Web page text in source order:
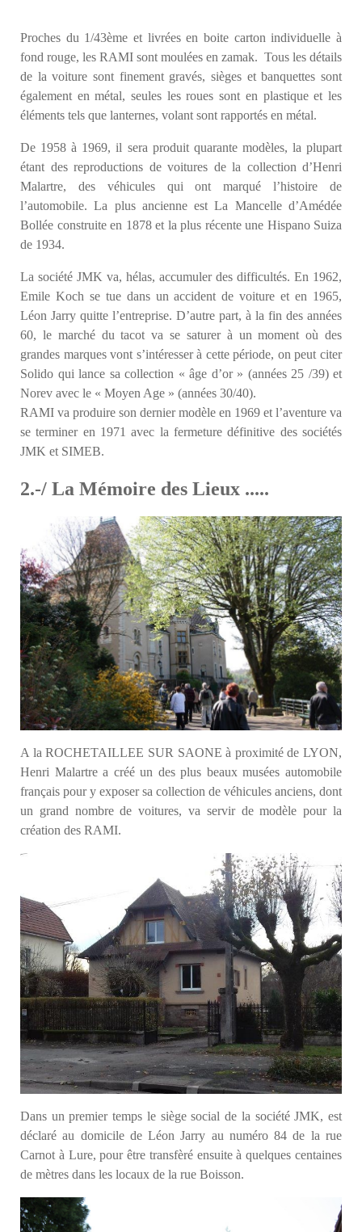
Proches du 1/43ème et livrées en boite carton individuelle à
fond rouge, les RAMI sont moulées en zamak. Tous les détails
de la voiture sont finement gravés, sièges et banquettes sont
également en métal, seules les roues sont en plastique et les
éléments tels que lanternes, volant sont rapportés en métal.
De 1958 à 1969, il sera produit quarante modèles, la plupart
étant des reproductions de voitures de la collection d’Henri
Malartre, des véhicules qui ont marqué l’histoire de
l’automobile. La plus ancienne est La Mancelle d’Amédée
Bollée construite en 1878 et la plus récente une Hispano Suiza
de 1934.
La société JMK va, hélas, accumuler des difficultés. En 1962,
Emile Koch se tue dans un accident de voiture et en 1965,
Léon Jarry quitte l’entreprise. D’autre part, à la fin des années
60, le marché du tacot va se saturer à un moment où des
grandes marques vont s’intéresser à cette période, on peut citer
Solido qui lance sa collection « âge d’or » (années 25 /39) et
Norev avec le « Moyen Age » (années 30/40).
RAMI va produire son dernier modèle en 1969 et l’aventure va
se terminer en 1971 avec la fermeture définitive des sociétés
JMK et SIMEB.
2.-/ La Mémoire des Lieux .....
A la ROCHETAILLEE SUR SAONE à proximité de LYON,
Henri Malartre a créé un des plus beaux musées automobile
français pour y exposer sa collection de véhicules anciens, dont
un grand nombre de voitures, va servir de modèle pour la
création des RAMI.
Dans un premier temps le siège social de la société JMK, est
déclaré au domicile de Léon Jarry au numéro 84 de la rue
Carnot à Lure, pour être transfèré ensuite à quelques centaines
de mètres dans les locaux de la rue Boisson.